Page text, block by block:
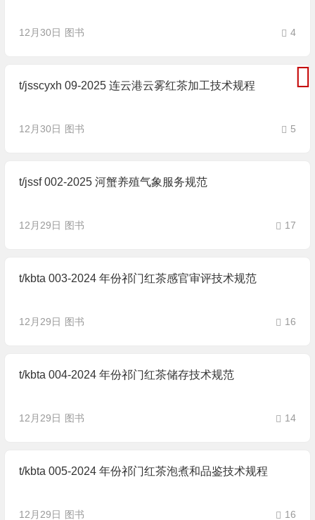
12月30日 图书 4
t/jsscyxh 09-2025 连云港云雾红茶加工技术规程
12月30日 图书 5
t/jssf 002-2025 河蟹养殖气象服务规范
12月29日 图书 17
t/kbta 003-2024 年份祁门红茶感官审评技术规范
12月29日 图书 16
t/kbta 004-2024 年份祁门红茶储存技术规范
12月29日 图书 14
t/kbta 005-2024 年份祁门红茶泡煮和品鉴技术规程
12月29日 图书 16